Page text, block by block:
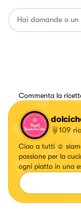
Commenta la
109
Ciao a tutti ☺️
passione per la
ogni piatto in una
intolleranti o